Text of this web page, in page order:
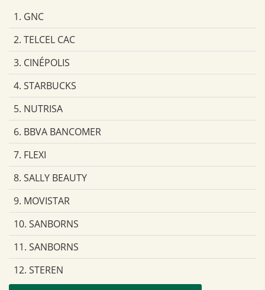
1. GNC
2. TELCEL CAC
3. CINÉPOLIS
4. STARBUCKS
5. NUTRISA
6. BBVA BANCOMER
7. FLEXI
8. SALLY BEAUTY
9. MOVISTAR
10. SANBORNS
11. SANBORNS
12. STEREN